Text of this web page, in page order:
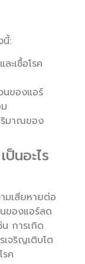
:
ะเชื้อโรค
นของแอร์
ริมาณของ
ป็นอะไร
มเสียหายต่อ
ของแอร์ลด
การเกิด
เจริญเติบโต
รค